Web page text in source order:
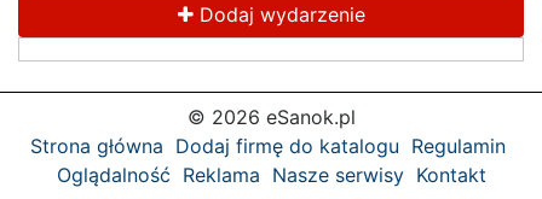
Dodaj wydarzenie
© 2026 eSanok.pl
Strona główna Dodaj firmę do katalogu Regulamin
Oglądalność Reklama Nasze serwisy Kontakt